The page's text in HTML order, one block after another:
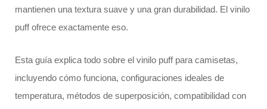
mantienen una textura suave y una gran durabilidad. El vinilo
puff ofrece exactamente eso.
Esta guía explica todo sobre el vinilo puff para camisetas,
incluyendo cómo funciona, configuraciones ideales de
temperatura, métodos de superposición, compatibilidad con